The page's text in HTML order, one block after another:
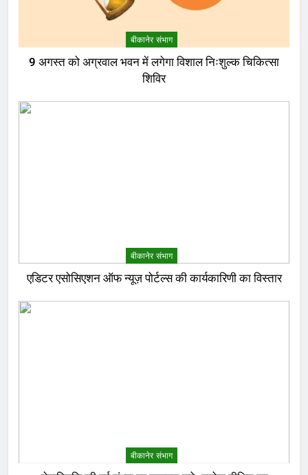
बीकानेर संभाग
9 अगस्त को अग्रवाल भवन में लगेगा विशाल निःशुल्क चिकित्सा
शिविर
बीकानेर संभाग
एडिटर एसोसिएशन ऑफ न्यूज़ पोर्टल्स की कार्यकारिणी का विस्तार
बीकानेर संभाग